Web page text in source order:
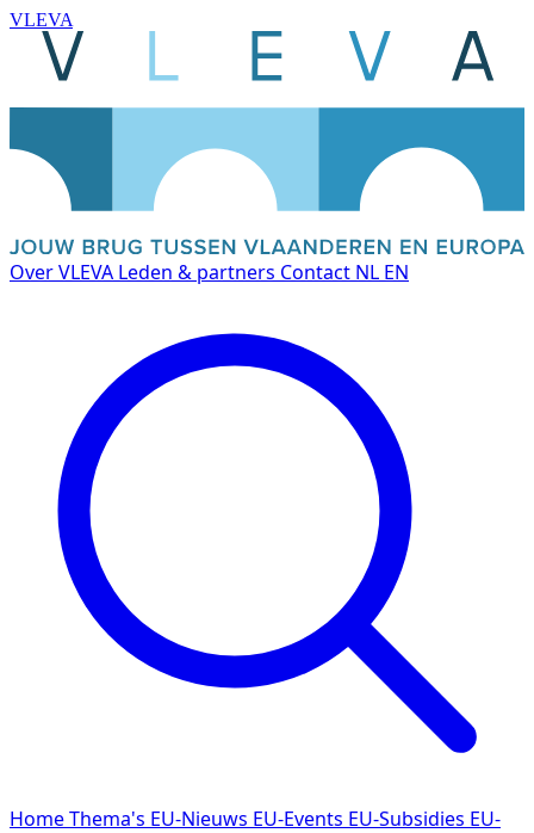
VLEVA
Over VLEVA Leden & partners Contact NL EN
HomeThema's EU-Nieuws EU-Events EU-Subsidies EU-